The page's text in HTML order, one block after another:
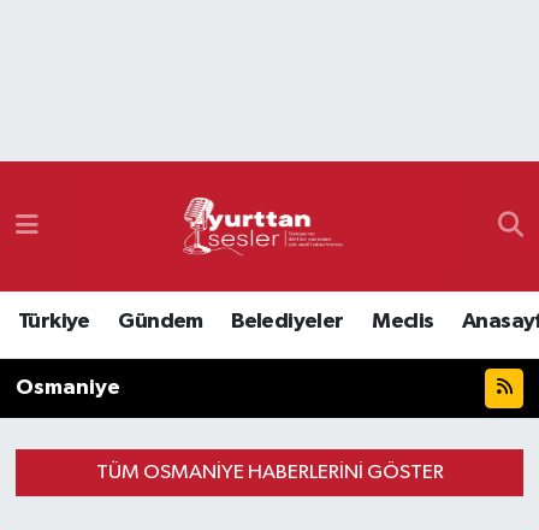
Türkiye Gündem Belediyeler Meclis
Osmaniye
TÜM OSMANIYE HABERLERINI GÖSTER
Namaz Vakitleri
Süper Lig Puan Durumu ve Fikstür
Tüm Manşetler
Son Dakika Haberleri